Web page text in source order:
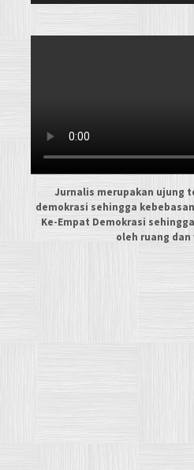
Jurnalis merupakan ujung
demokrasi sehingga
Ke-Empat Demokrasi
oleh ruang dan